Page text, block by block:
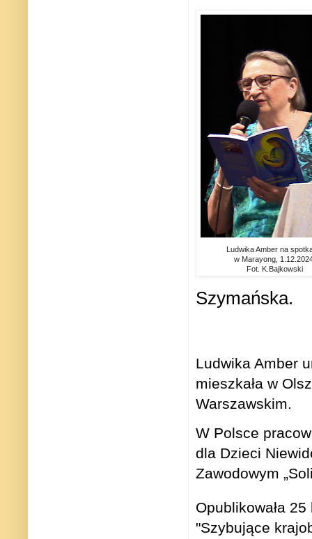
Ludwika Amber na
w Marayong,
Fot. K.Bajkowski
Szymańska.
Ludwika Amber
mieszkała w
Warszawskim.
W Polsce
dla Dzieci
Zawodowym
Opublikowała
"Szybujące